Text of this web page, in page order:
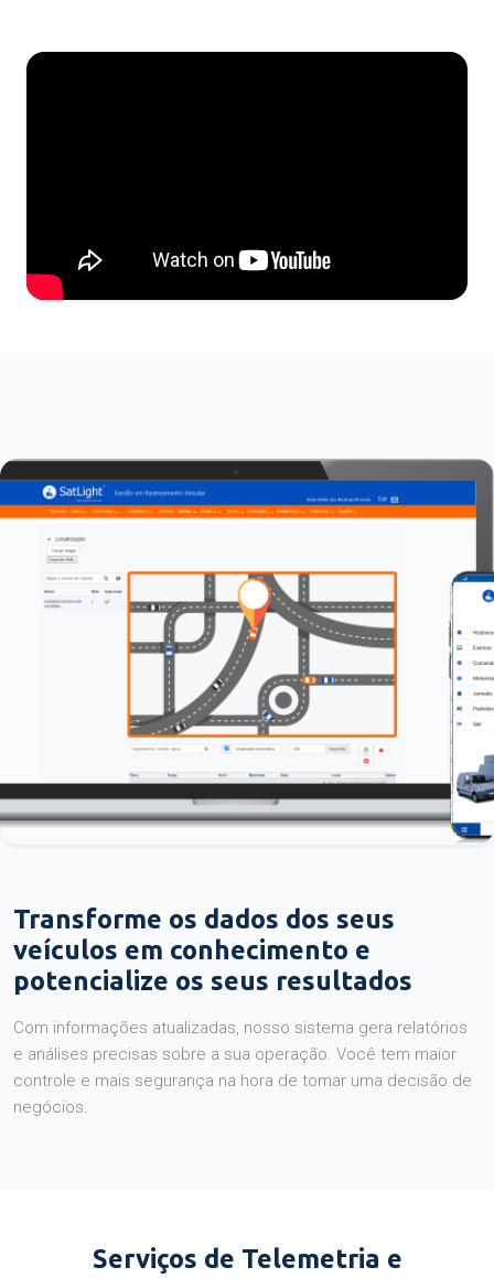
Transforme os dados dos seus
veículos em conhecimento e
potencialize os seus resultados
Com informações atualizadas, nosso sistema gera relatórios
e análises precisas sobre a sua operação. Você tem maior
controle e mais segurança na hora de tomar uma decisão de
negócios.
Serviços de Telemetria e